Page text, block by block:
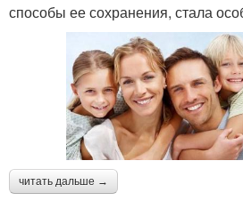
способы ее сохранения, стала
читать дальше →